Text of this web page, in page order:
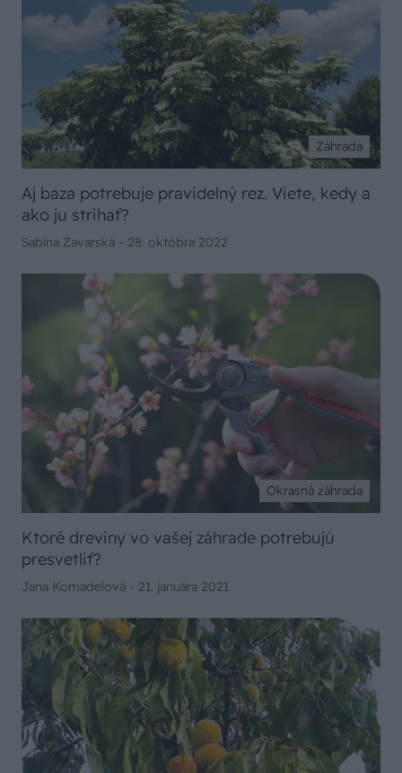
Záhrada
Aj baza potrebuje pravidelný rez. Viete, kedy a
ako ju strihať?
Sabína Zavarská - 28. októbra 2022
Okrasná záhrada
Ktoré dreviny vo vašej záhrade potrebujú
presvetliť?
Jana Komadelová - 21. januára 2021